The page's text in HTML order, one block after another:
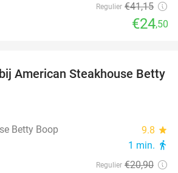
Regulier €41,15
€24,50
40%
American Steakhouse Betty
Betty Boop
9.8 star
1 min. directions_walk
Regulier €20,90